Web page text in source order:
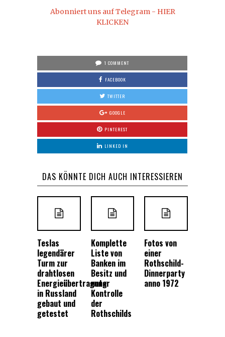
Abonniert uns auf Telegram - HIER
KLICKEN
1 COMMENT
FACEBOOK
TWITTER
GOOGLE
PINTEREST
LINKED IN
DAS KÖNNTE DICH AUCH INTERESSIEREN
Teslas
legendärer
Turm zur
drahtlosen
Energieübertragung
in Russland
gebaut und
getestet
Komplette
Liste von
Banken im
Besitz und
unter
Kontrolle
der
Rothschilds
Fotos von
einer
Rothschild-
Dinnerparty
anno 1972